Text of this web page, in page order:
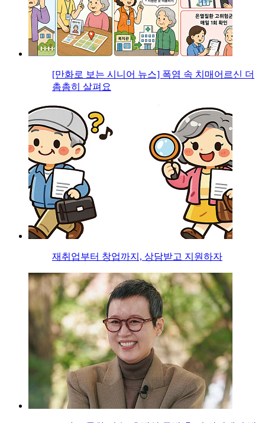
[만화로 보는 시니어 뉴스] 폭염 속 치매어르신 더
촘촘히 살펴요
재취업부터 창업까지, 상담받고 지원하자